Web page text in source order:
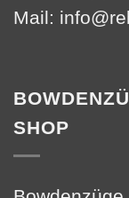
Mail:
SHOP